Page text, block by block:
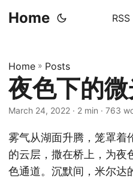
Home RSS
Home » Posts
夜色下的
March 24, 2022 · 2 min · 763
雾气从湖面升腾，笼罩着
的云层，撒在桥上，为夜
色通道。沉默间，米尔达